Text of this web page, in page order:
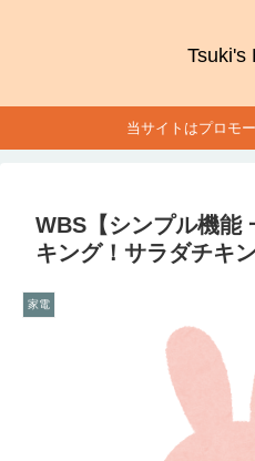
Tsuki's
当サイトはプロモ
WBS【シンプル機能
キング！サラダチキ
家電